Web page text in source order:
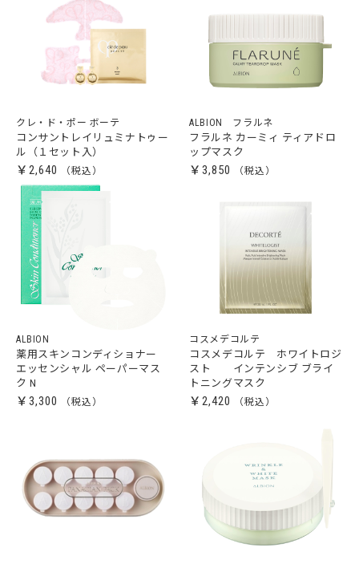
クレ・ド・ポー ボーテ
コンサントレイリュミナトゥー
ル（１セット入）
￥2,640
ALBION フラルネ
フラルネ カーミィ ティアドロ
ップマスク
￥3,850
ALBION
薬用スキンコンディショナー
エッセンシャル ペーパーマス
ク N
￥3,300
コスメデコルテ
コスメデコルテ ホワイトロジ
スト インテンシブ ブライ
トニングマスク
￥2,420